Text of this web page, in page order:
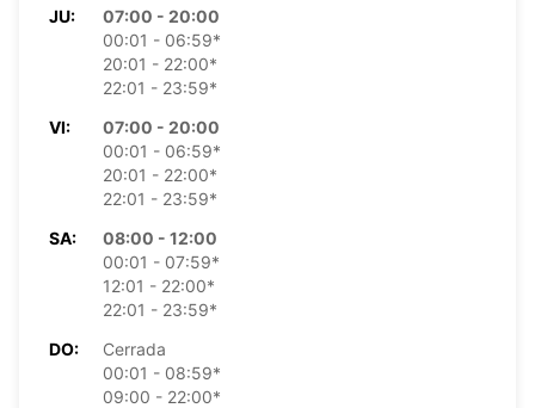
JU:
07:00 - 20:00
00:01 - 06:59*
20:01 - 22:00*
22:01 - 23:59*
VI:
07:00 - 20:00
00:01 - 06:59*
20:01 - 22:00*
22:01 - 23:59*
SA:
08:00 - 12:00
00:01 - 07:59*
12:01 - 22:00*
22:01 - 23:59*
DO:
Cerrada
00:01 - 08:59*
09:00 - 22:00*